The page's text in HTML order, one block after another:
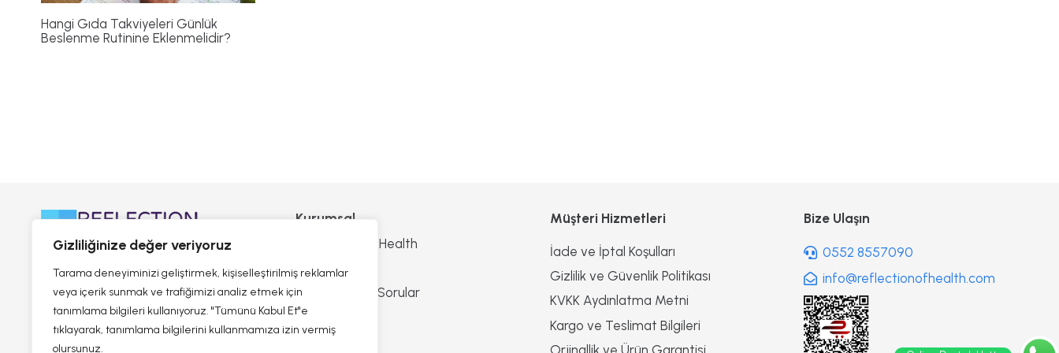
Gizliliğinize değer veriyoruz
Tarama deneyiminizi geliştirmek, kişiselleştirilmiş reklamlar
veya içerik sunmak ve trafiğimizi analiz etmek için
tanımlama bilgileri kullanıyoruz. "Tümünü Kabul Et"e
tıklayarak, tanımlama bilgilerini kullanmamıza izin vermiş
olursunuz.
Hangi Gıda Takviyeleri Günlük
Beslenme Rutinine Eklenmelidir?
Kurumsal
Reflection Of Health
Hikayemiz
Sıkça Sorulan Sorular
Bize Ulaşın
Müşteri Hizmetleri
İade ve İptal Koşulları
Gizlilik ve Güvenlik Politikası
KVKK Aydınlatma Metni
Kargo ve Teslimat Bilgileri
Orjinallik ve Ürün Garantisi
Bize Ulaşın
0552 8557090
info@reflectionofhealth.com